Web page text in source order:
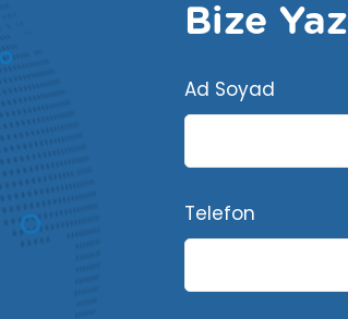
Bize
Ad Soyad
Telefon